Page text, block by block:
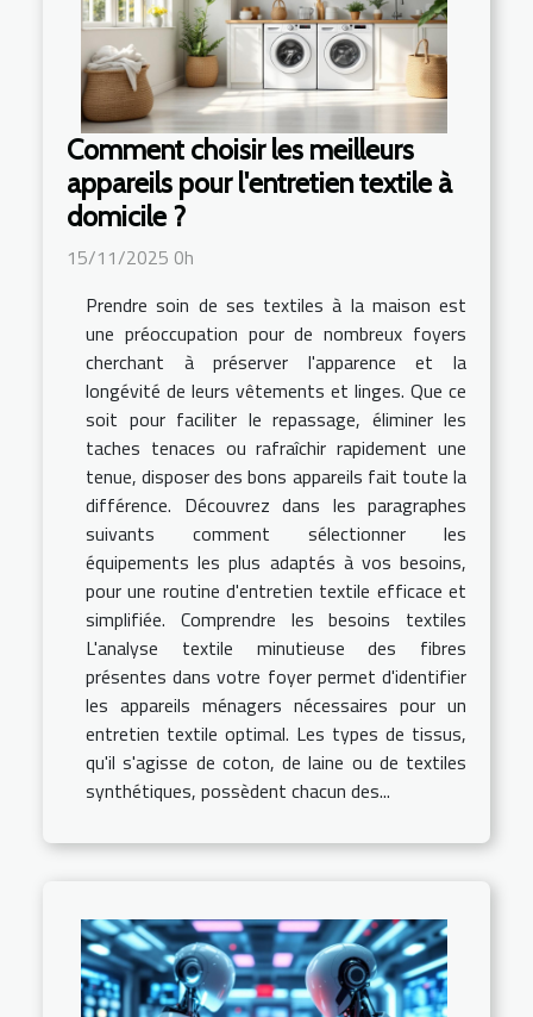
Comment choisir les meilleurs
appareils pour l'entretien textile à
domicile ?
15/11/2025 0h
Prendre soin de ses textiles à la maison est
une préoccupation pour de nombreux foyers
cherchant à préserver l'apparence et la
longévité de leurs vêtements et linges. Que ce
soit pour faciliter le repassage, éliminer les
taches tenaces ou rafraîchir rapidement une
tenue, disposer des bons appareils fait toute la
différence. Découvrez dans les paragraphes
suivants comment sélectionner les
équipements les plus adaptés à vos besoins,
pour une routine d'entretien textile efficace et
simplifiée. Comprendre les besoins textiles
L'analyse textile minutieuse des fibres
présentes dans votre foyer permet d'identifier
les appareils ménagers nécessaires pour un
entretien textile optimal. Les types de tissus,
qu'il s'agisse de coton, de laine ou de textiles
synthétiques, possèdent chacun des...